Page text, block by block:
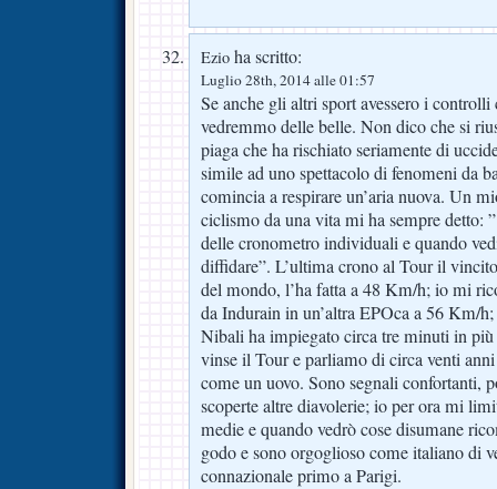
Ezio ha scritto:
Luglio 28th, 2014 alle 01:57
Se anche gli altri sport avessero i
vedremmo delle belle. Non dico che si
piaga che ha rischiato seriamente di
simile ad uno spettacolo di fenomeni da
comincia a respirare un’aria nuova. Un
ciclismo da una vita mi ha sempre detto:
delle cronometro individuali e quando
diffidare”. L’ultima crono al Tour il
del mondo, l’ha fatta a 48 Km/h; io mi
da Indurain in un’altra EPOca a 56 Km/h;
Nibali ha impiegato circa tre minuti in più
vinse il Tour e parliamo di circa venti
come un uovo. Sono segnali confortanti,
scoperte altre diavolerie; io per ora mi
medie e quando vedrò cose disumane
godo e sono orgoglioso come italiano di
connazionale primo a Parigi.